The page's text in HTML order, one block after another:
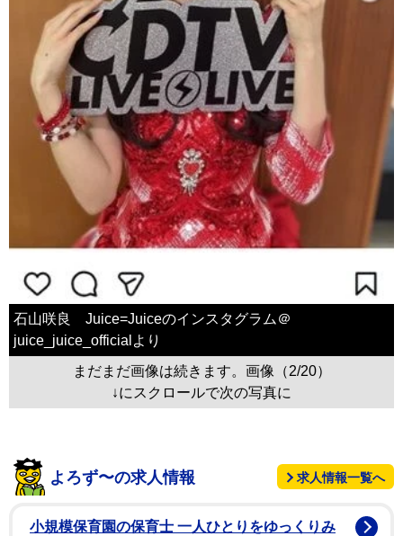
石山咲良 Juice=Juiceのインスタグラム＠
juice_juice_officialより
まだまだ画像は続きます。画像（2/20）
↓にスクロールで次の写真に
よろず〜の求人情報 求人情報一覧へ
小規模保育園の保育士 一人ひとりをゆっくりみ